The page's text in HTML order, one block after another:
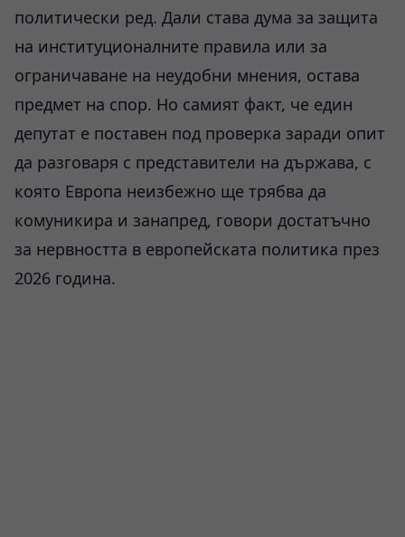
политически ред. Дали става дума за защита
на институционалните правила или за
ограничаване на неудобни мнения, остава
предмет на спор. Но самият факт, че един
депутат е поставен под проверка заради опит
да разговаря с представители на държава, с
която Европа неизбежно ще трябва да
комуникира и занапред, говори достатъчно
за нервността в европейската политика през
2026 година.